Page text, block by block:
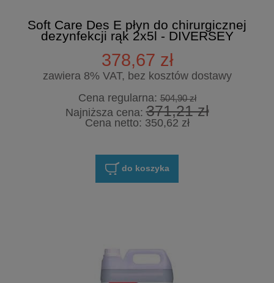
Soft Care Des E płyn do chirurgicznej
dezynfekcji rąk 2x5l - DIVERSEY
378,67 zł
zawiera 8% VAT, bez kosztów dostawy
Cena regularna:504,90 zł
Najniższa cena:371,21 zł
Cena netto: 350,62 zł
do koszyka